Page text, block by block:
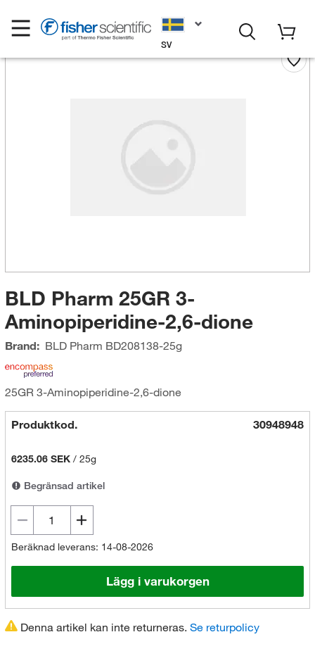
SV
BLD Pharm 25GR 3-
Aminopiperidine-2,6-dione
Brand: BLD Pharm BD208138-25g
25GR 3-Aminopiperidine-2,6-dione
Produktkod. 30948948
6235.06 SEK/ 25g
Begränsad artikel
Beräknad leverans: 14-08-2026
Lägg i varukorgen
Denna artikel kan inte returneras. Se returpolicy